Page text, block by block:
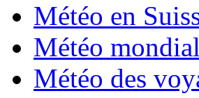
Météo en
Météo
Météo des